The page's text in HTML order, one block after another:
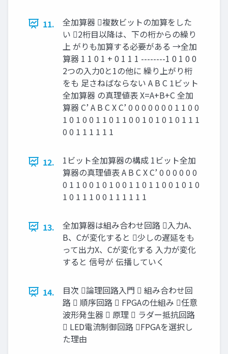
11.
全加算器 複数ビットの加算をした
い 2桁目以降は、下の桁からの繰り
上 がりも加算する必要がある →全加
算器 1 1 0 1 + 0 1 1 1 --------1 0 1 0 0
2つの入力0と1の他に 繰り上がり桁
をも 足さねばならない A B C 1ビット
全加算器 の真理値表 X=A+B+C 全加
算器 C’ A B C X C’ 0 0 0 0 0 0 0 1 1 0 0
1 0 1 0 0 1 1 0 1 1 0 0 1 0 1 0 1 0 1 1 1
0 0 1 1 1 1 1 1
12.
1ビット全加算器の構成 1ビット全加
算器の真理値表 A B C X C’ 0 0 0 0 0 0
0 1 1 0 0 1 0 1 0 0 1 1 0 1 1 0 0 1 0 1 0
1 0 1 1 1 0 0 1 1 1 1 1 1
13.
全加算器は組み合わせ回路 入力A、
B、Cが変化すると 少しの遅延をも
って出力X、Cが変化する 入力が変化
すると 信号が 伝播していく
14.
目次 論理回路入門  組み合わせ回
路  順序回路  FPGAの仕組み 任意
波形発生器  原理  ラダー抵抗回路
 LED電流制御回路 FPGAを選択し
た理由